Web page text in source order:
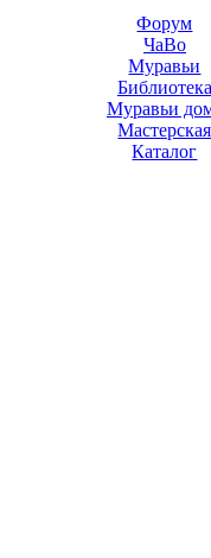
Форум
ЧаВо
Муравьи
Библиотека
Муравьи
Мастерская
Каталог